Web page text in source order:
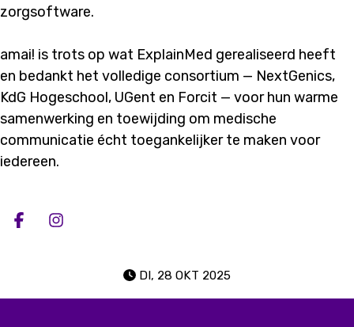
zorgsoftware.
amai! is trots op wat ExplainMed gerealiseerd heeft
en bedankt het volledige consortium — NextGenics,
KdG Hogeschool, UGent en Forcit — voor hun warme
samenwerking en toewijding om medische
communicatie écht toegankelijker te maken voor
iedereen.
Deel op facebook
Deel op Instagram
DI, 28 OKT 2025